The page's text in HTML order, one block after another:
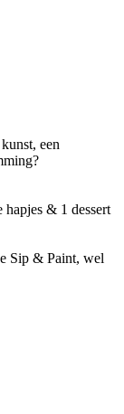
een
hapjes & 1 dessert
Sip & Paint, wel